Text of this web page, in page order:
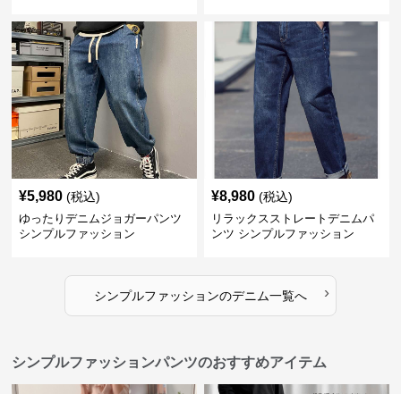
¥5,980 (税込)
ゆったりデニムジョガーパンツ
シンプルファッション
¥8,980 (税込)
リラックスストレートデニムパ
ンツ シンプルファッション
シンプルファッションのデニム一覧へ ›
シンプルファッションパンツのおすすめアイテム